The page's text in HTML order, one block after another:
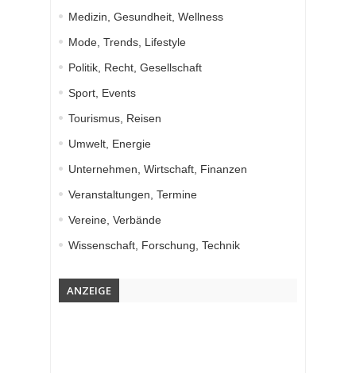
Medizin, Gesundheit, Wellness
Mode, Trends, Lifestyle
Politik, Recht, Gesellschaft
Sport, Events
Tourismus, Reisen
Umwelt, Energie
Unternehmen, Wirtschaft, Finanzen
Veranstaltungen, Termine
Vereine, Verbände
Wissenschaft, Forschung, Technik
ANZEIGE